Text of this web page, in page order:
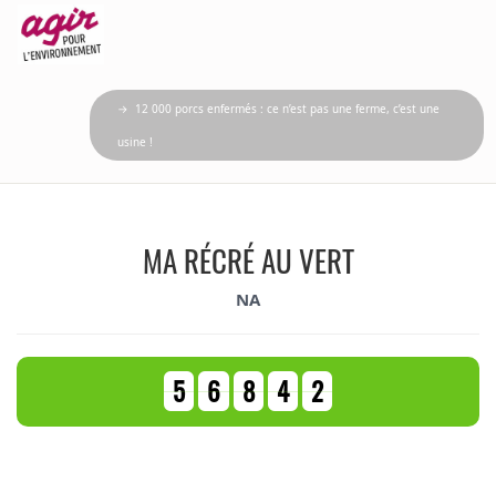
→ 12 000 porcs enfermés : ce n’est pas une ferme, c’est une
usine !
MA RÉCRÉ AU VERT
NA
5 6 8 4 2